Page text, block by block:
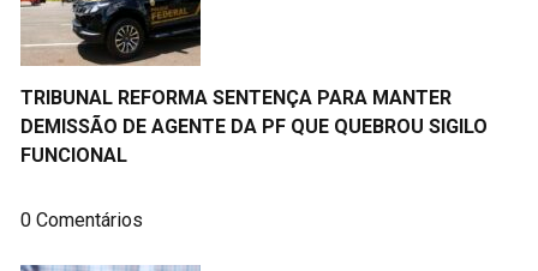
TRIBUNAL REFORMA SENTENÇA PARA MANTER
DEMISSÃO DE AGENTE DA PF QUE QUEBROU SIGILO
FUNCIONAL
0 Comentários